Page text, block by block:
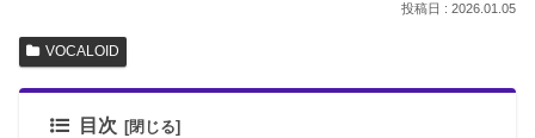
2026.01.05
VOCALOID
目次